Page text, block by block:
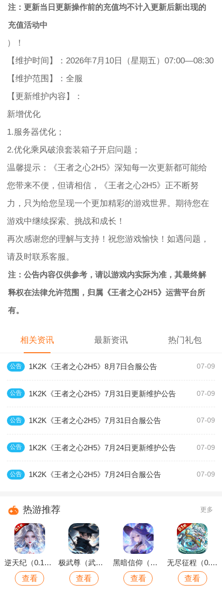
注：更新当日更新操作前的充值均不计入更新后新出现的
充值活动中
）！
【维护时间】：2026年7月10日（星期五）07:00—08:30
【维护范围】：全服
【更新维护内容】：
新增优化
1.服务器优化；
2.优化乘风破浪套装箱子开启问题；
温馨提示：《王者之心2H5》深知每一次更新都可能给
您带来不便，但请相信，《王者之心2H5》正不断努
力，只为给您呈现一个更加精彩的游戏世界。期待您在
游戏中继续探索、挑战和成长！
再次感谢您的理解与支持！祝您游戏愉快！如遇问题，
请及时联系客服。
注：公告内容仅供参考，请以游戏内实际为准，其最终解
释权在法律允许范围，归属《王者之心2H5》运营平台所
有。
相关资讯 最新资讯 热门礼包
公告 1K2K《王者之心2H5》8月7日合服公告 07-09
公告 1K2K《王者之心2H5》7月31日更新维护公告 07-09
公告 1K2K《王者之心2H5》7月31日合服公告 07-09
公告 1K2K《王者之心2H5》7月24日更新维护公告 07-09
公告 1K2K《王者之心2H5》7月24日合服公告 07-09
热游推荐 更多
逆天纪（0.1折万抽真充版）
查看
极武尊（武林论剑）
查看
黑暗信仰（魔法远征）
查看
无尽征程（0.1折每天送6480代金卷）
查看